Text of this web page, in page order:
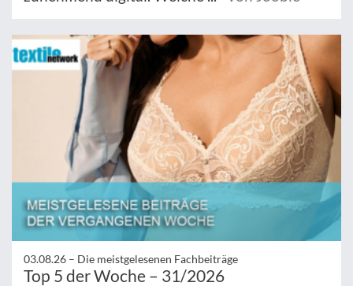
03.08.26 – Die meistgelesenen Fachbeiträge
Top 5 der Woche – 31/2026